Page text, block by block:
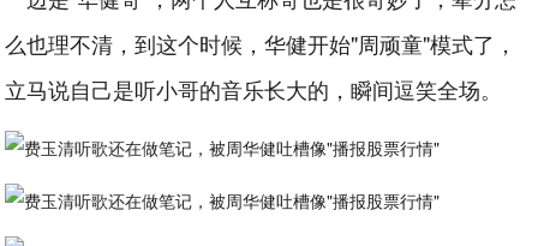
么也理不清，到这个时候，华健开始"周顽童"模式了，
立马说自己是听小哥的音乐长大的，瞬间逗笑全场。